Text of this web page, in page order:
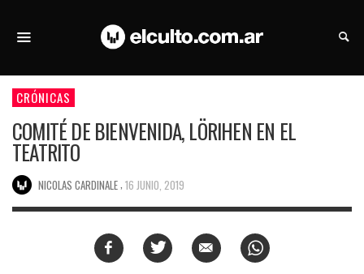
CRÓNICAS
COMITÉ DE BIENVENIDA, LÖRIHEN EN EL
TEATRITO
NICOLAS CARDINALE 16 JUNIO, 2019